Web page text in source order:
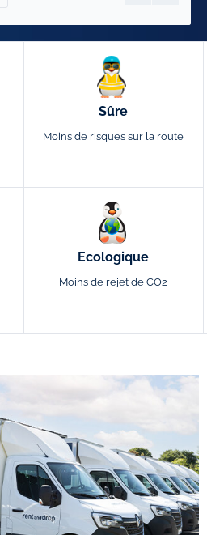
Sûre
Moins de risques sur la route
Ecologique
Moins de rejet de CO2